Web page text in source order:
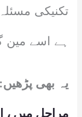
تکنیکی
ہے اسے مین
یہ بھی پڑھیں:
مراحل میں